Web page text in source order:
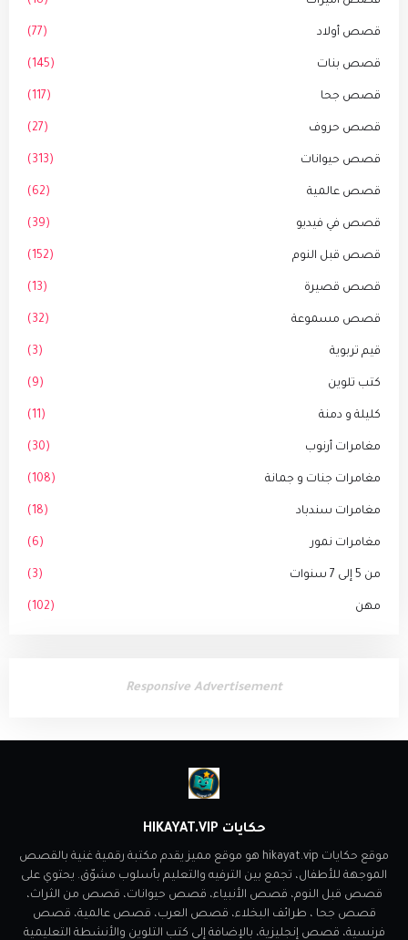
قصص أولاد (77)
قصص بنات (145)
قصص جحا (117)
قصص حروف (27)
قصص حيوانات (313)
قصص عالمية (62)
قصص في فيديو (39)
قصص قبل النوم (152)
قصص قصيرة (13)
قصص مسموعة (32)
قيم تربوية (3)
كتب تلوين (9)
كليلة و دمنة (11)
مغامرات أرنوب (30)
مغامرات جنات و جمانة (108)
مغامرات سندباد (18)
مغامرات نمور (6)
من 5 إلى 7 سنوات (3)
مهن (102)
Responsive Advertisement
حكايات HIKAYAT.VIP
موقع حكايات hikayat.vip هو موقع مميز يقدم مكتبة رقمية غنية بالقصص
الموجهة للأطفال، تجمع بين الترفيه والتعليم بأسلوب مشوّق. يحتوي على
قصص قبل النوم، قصص الأنبياء، قصص حيوانات، قصص من الثراث،
قصص جحا ، طرائف البخلاء، قصص العرب، قصص عالمية، قصص
فرنسية، قصص إنجليزية، بالإضافة إلى كتب التلوين والأنشطة التعليمية